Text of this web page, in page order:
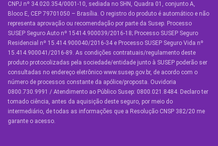
Seguro Auto para Terceiros
Seguro por Marcas de Carro
Seguro Residencial
Seguro de Vida
Manual de Assistências
Condições Gerais
CNPJ nº 34.020.354/0001-10, sediada no SHN, Quadra 01, conjunto A,
Bloco E, CEP 79701050 – Brasília. O registro do produto é automático e não
representa aprovação ou recomendação por parte da Susep. Processo
SUSEP Seguro Auto nº 15414.900039/2016-18; Processo SUSEP Seguro
Residencial nº 15.414.900040/2016-34 e Processo SUSEP Seguro Vida nº
15.414.900041/2016-89. As condições contratuais/regulamento deste
produto protocolizadas pela sociedade/entidade junto à SUSEP poderão ser
consultadas no endereço eletrônico www.susep.gov.br, de acordo com o
número de processos constante da apólice/proposta. Ouvidoria
0800.730.9991 / Atendimento ao Público Susep: 0800.021.8484. Declaro ter
tomado ciência, antes da aquisição deste seguro, por meio do
intermediário, de todas as informações que a Resolução CNSP 382/20 me
garante o acesso.